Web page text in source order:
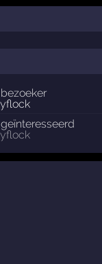
bezoeker
geïnteresseerd